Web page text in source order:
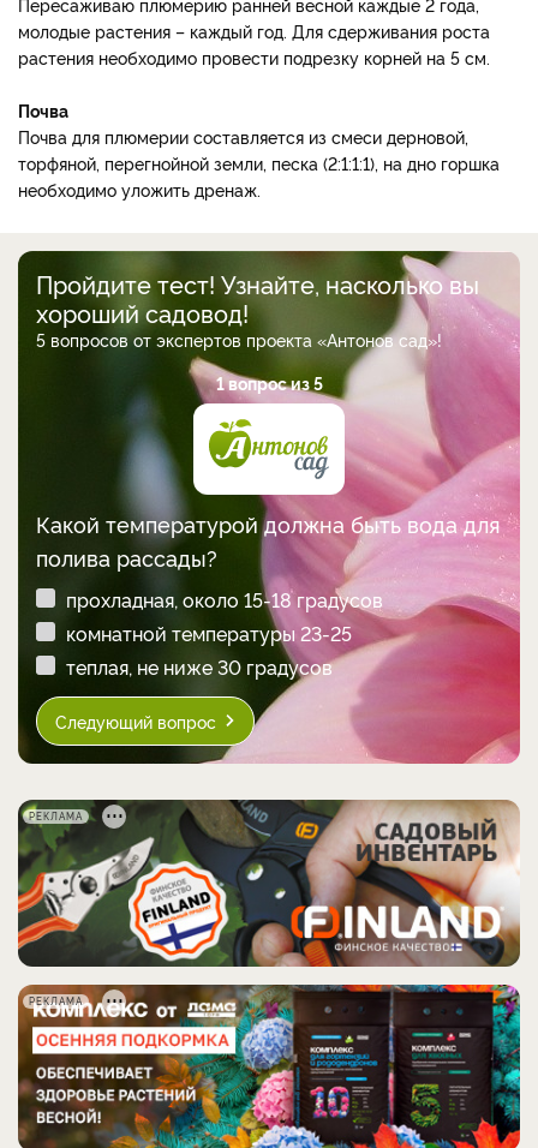
молодые растения – каждый год. Для сдерживания роста
растения необходимо провести подрезку корней на 5 см.
Почва
Почва для плюмерии составляется из смеси дерновой,
торфяной, перегнойной земли, песка (2:1:1:1), на дно горшка
необходимо уложить дренаж.
Пройдите тест! Узнайте, насколько вы
хороший садовод!
5 вопросов от экспертов проекта «Антонов сад»!
1 вопрос из 5
Какой температурой должна быть вода для
полива рассады?
прохладная, около 15-18 градусов
комнатной температуры 23-25
теплая, не ниже 30 градусов
Следующий вопрос
РЕКЛАМА
РЕКЛАМА